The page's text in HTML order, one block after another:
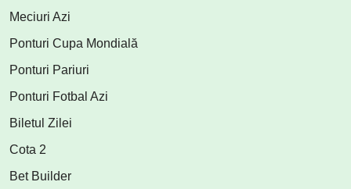
Meciuri Azi
Ponturi Cupa Mondială
Ponturi Pariuri
Ponturi Fotbal Azi
Biletul Zilei
Cota 2
Bet Builder